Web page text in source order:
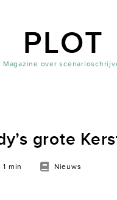
PLOT
Magazine over
grote
1 min Nieuws